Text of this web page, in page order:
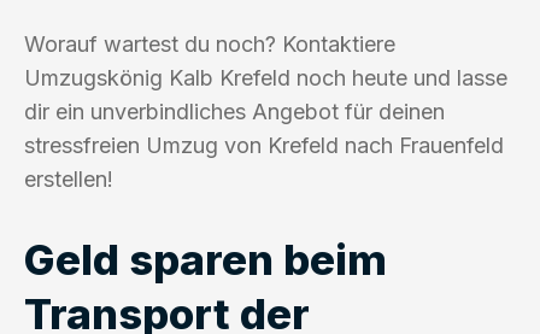
Worauf wartest du noch? Kontaktiere
Umzugskönig Kalb Krefeld noch heute und lasse
dir ein unverbindliches Angebot für deinen
stressfreien Umzug von Krefeld nach Frauenfeld
erstellen!
Geld sparen beim
Transport der